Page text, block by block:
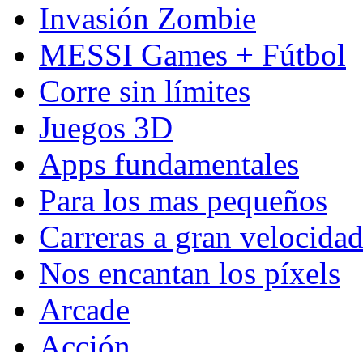
Invasión Zombie
MESSI Games + Fútbol
Corre sin límites
Juegos 3D
Apps fundamentales
Para los mas pequeños
Carreras a gran velocidad
Nos encantan los píxels
Arcade